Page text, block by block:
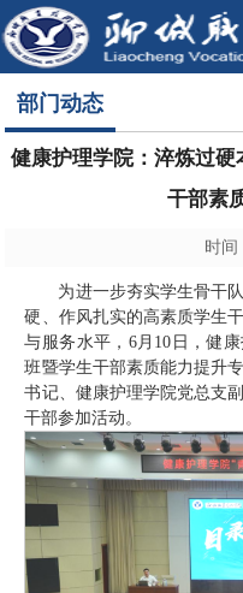
部门动态
健康护理学院：淬炼过
干部素
时间
为进一步夯实学生骨干
硬、作风扎实的高素质学生
与服务水平，6月10日，健
班暨学生干部素质能力提升
书记、健康护理学院党总支
干部参加活动。